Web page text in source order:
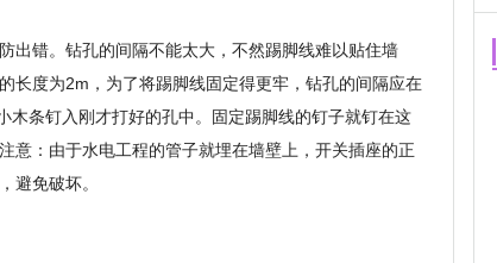
出错。钻孔的间隔不能太大，不然踢脚线难以贴住墙
长度为2m，为了将踢脚线固定得更牢，钻孔的间隔应在
木条钉入刚才打好的孔中。固定踢脚线的钉子就钉在这
意：由于水电工程的管子就埋在墙壁上，开关插座的正
避免破坏。